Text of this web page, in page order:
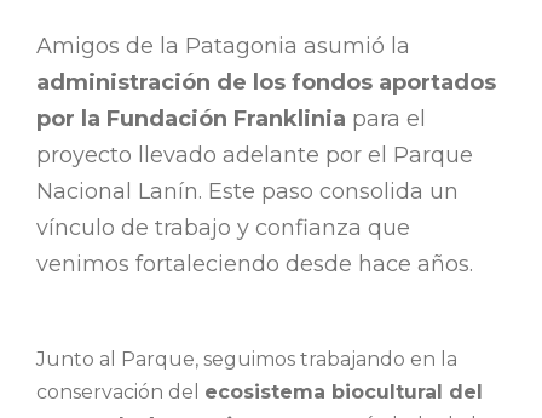
Amigos de la Patagonia asumió la
administración de los fondos aportados
por la Fundación Franklinia para el
proyecto llevado adelante por el Parque
Nacional Lanín. Este paso consolida un
vínculo de trabajo y confianza que
venimos fortaleciendo desde hace años.
Junto al Parque, seguimos trabajando en la
conservación del ecosistema biocultural del